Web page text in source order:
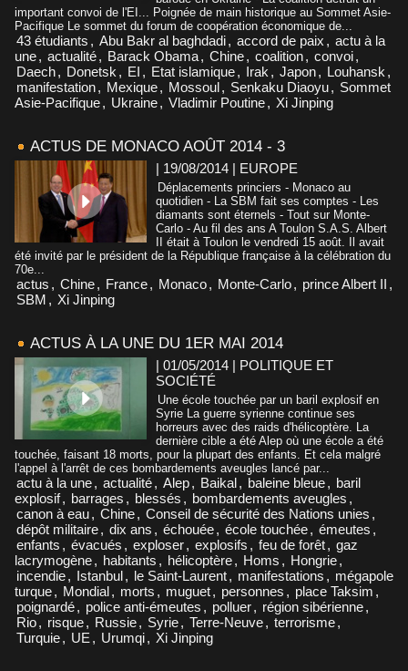
important convoi de l'EI... Poignée de main historique au Sommet Asie-
Pacifique Le sommet du forum de coopération économique de...
43 étudiants , Abu Bakr al baghdadi, accord de paix , actu à la
une, actualité, Barack Obama, Chine, coalition, convoi,
Daech, Donetsk , EI , Etat islamique, Irak , Japon, Louhansk ,
manifestation, Mexique, Mossoul, Senkaku Diaoyu, Sommet
Asie-Pacifique, Ukraine, Vladimir Poutine, Xi Jinping
ACTUS DE MONACO AOÛT 2014 - 3
| 19/08/2014 | EUROPE
Déplacements princiers - Monaco au
quotidien - La SBM fait ses comptes - Les
diamants sont éternels - Tout sur Monte-
Carlo - Au fil des ans A Toulon S.A.S. Albert
II était à Toulon le vendredi 15 août. Il avait
été invité par le président de la République française à la célébration du
70e...
actus , Chine, France, Monaco, Monte-Carlo, prince Albert II ,
SBM , Xi Jinping
ACTUS À LA UNE DU 1ER MAI 2014
| 01/05/2014 | POLITIQUE ET
SOCIÉTÉ
Une école touchée par un baril explosif en
Syrie La guerre syrienne continue ses
horreurs avec des raids d'hélicoptère. La
dernière cible a été Alep où une école a été
touchée, faisant 18 morts, pour la plupart des enfants. Et cela malgré
l'appel à l'arrêt de ces bombardements aveugles lancé par...
actu à la une, actualité, Alep, Baikal, baleine bleue, baril
explosif, barrages , blessés , bombardements aveugles ,
canon à eau, Chine, Conseil de sécurité des Nations unies ,
dépôt militaire, dix ans , échouée, école touchée, émeutes ,
enfants , évacués , exploser, explosifs , feu de forêt, gaz
lacrymogène, habitants , hélicoptère, Homs , Hongrie,
incendie, Istanbul, le Saint-Laurent, manifestations , mégapole
turque, Mondial, morts , muguet, personnes , place Taksim ,
poignardé, police anti-émeutes , polluer, région sibérienne,
Rio, risque, Russie, Syrie, Terre-Neuve, terrorisme,
Turquie, UE , Urumqi, Xi Jinping